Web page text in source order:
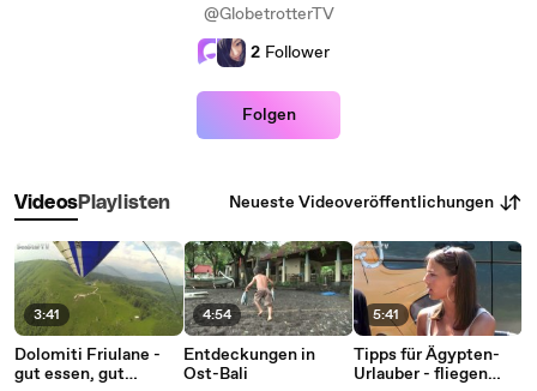
@GlobetrotterTV
2 Follower
Folgen
VideosPlaylisten Neueste Videoveröffentlichungen
3:41
Dolomiti Friulane -
gut essen, gut
4:54
Entdeckungen in
Ost-Bali
5:41
Tipps für Ägypten-
Urlauber - fliegen